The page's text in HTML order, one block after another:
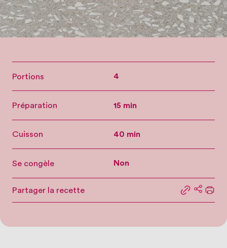
Portions 4
Préparation 15 min
Cuisson 40 min
Se congèle Non
Partager la recette
Partager